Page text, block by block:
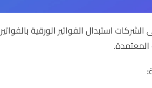
كان من الضروري على الشركات استبدال الفواتير الورقية بالفواتير
المعتمدة.